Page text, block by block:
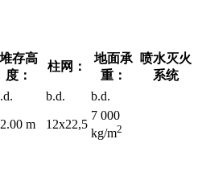
堆存高
度：
柱网：
地面承
重：
喷水灭火
系统
b.d. b.d.
m 12x22,5
7 000
kg/m2